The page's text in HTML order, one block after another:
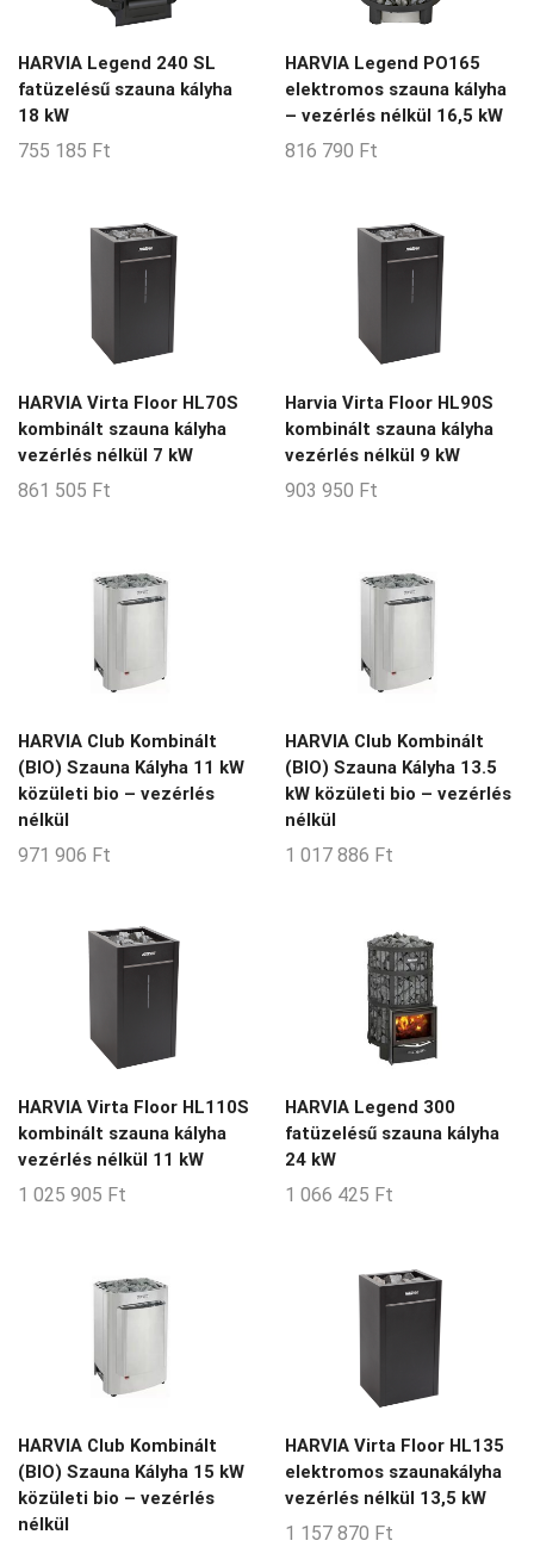
6-13-m3
6-15-m3
6-24-m3
7-11-m3
7-14-m3
8-12-m3
8-14-m3
8-24-m3
9-14-m3
9-18-m3
9-20-m3
HARVIA Legend 240 SL
fatüzelésű szauna kályha
18 kW
755 185 Ft
HARVIA Legend PO165
elektromos szauna kályha
– vezérlés nélkül 16,5 kW
816 790 Ft
HARVIA Virta Floor HL70S
kombinált szauna kályha
vezérlés nélkül 7 kW
861 505 Ft
Harvia Virta Floor HL90S
kombinált szauna kályha
vezérlés nélkül 9 kW
903 950 Ft
HARVIA Club Kombinált
(BIO) Szauna Kályha 11 kW
közületi bio – vezérlés
nélkül
971 906 Ft
HARVIA Club Kombinált
(BIO) Szauna Kályha 13.5
kW közületi bio – vezérlés
nélkül
1 017 886 Ft
HARVIA Virta Floor HL110S
kombinált szauna kályha
vezérlés nélkül 11 kW
1 025 905 Ft
HARVIA Legend 300
fatüzelésű szauna kályha
24 kW
1 066 425 Ft
HARVIA Club Kombinált
(BIO) Szauna Kályha 15 kW
közületi bio – vezérlés
nélkül
HARVIA Virta Floor HL135
elektromos szaunakályha
vezérlés nélkül 13,5 kW
1 157 870 Ft